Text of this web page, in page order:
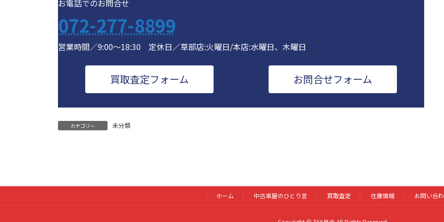
お電話でのお問合せ
072-277-8899
営業時間／9:00～18:30 定休日／草部店:火曜日/本店:水曜日、木曜日
買取査定フォーム お問合せフォーム
カテゴリー 未分類
ホーム 中古車屋のひとり言 買取査定 在庫情報 お問い合